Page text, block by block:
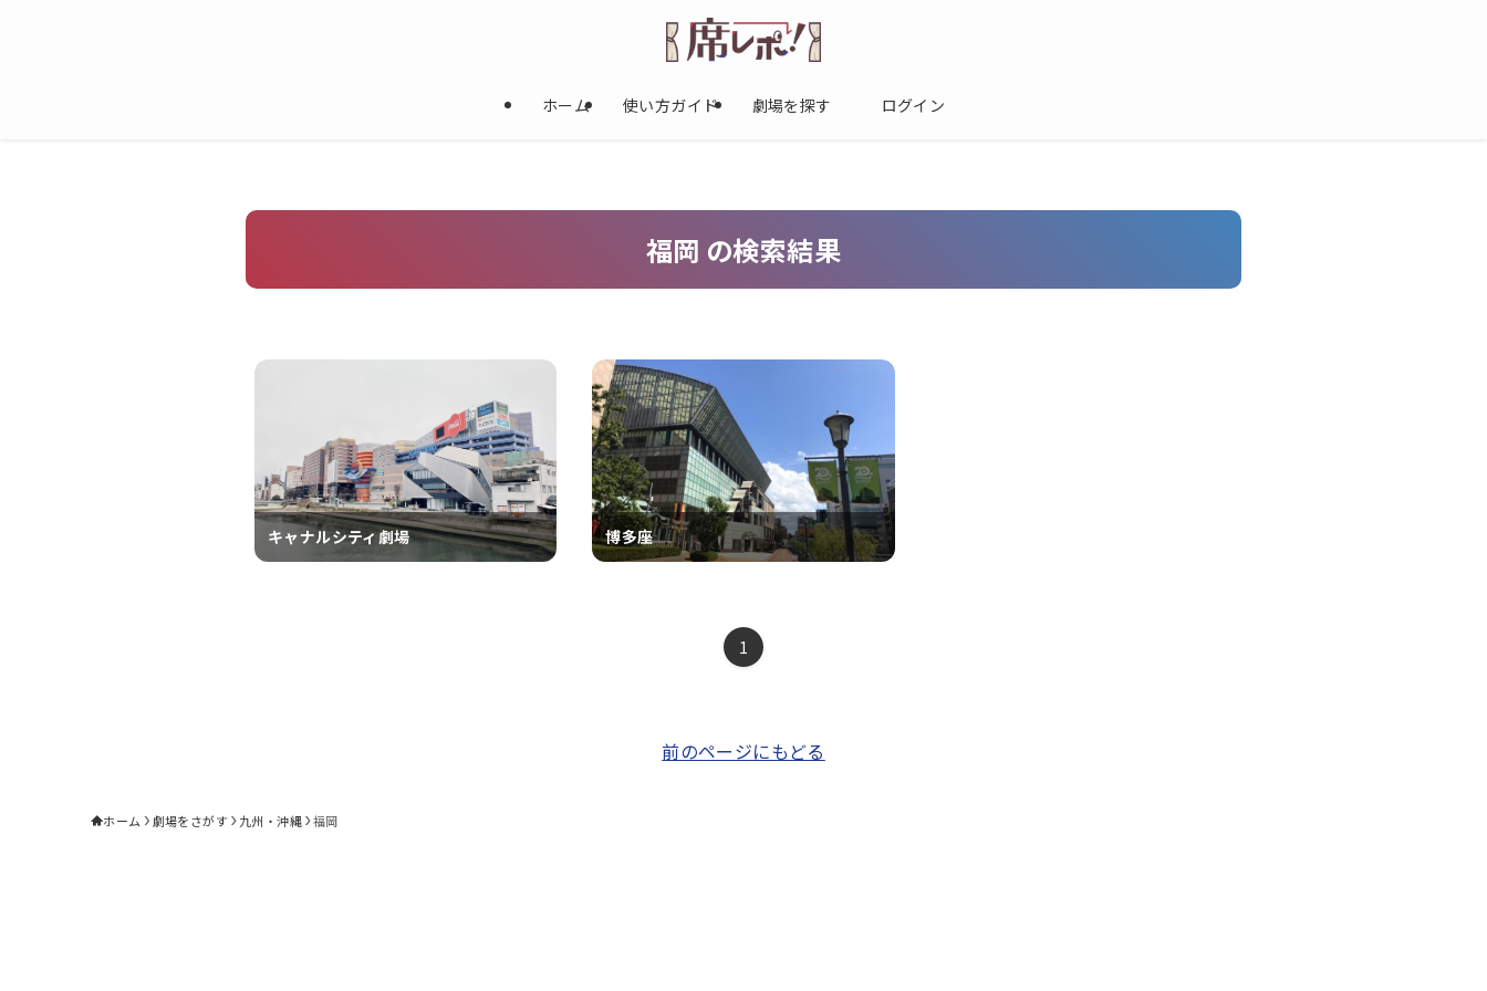
ホーム 使い方ガイド 劇場を探す ログイン
福岡 の検索結果
キャナルシティ劇場 博多座
1
前のページにもどる
ホーム 劇場をさがす 九州・沖縄 福岡